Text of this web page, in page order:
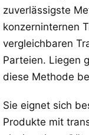
zuverlässigste
konzerninternen
vergleichbaren
Parteien. Liegen
diese Methode
Sie eignet sich
Produkte mit